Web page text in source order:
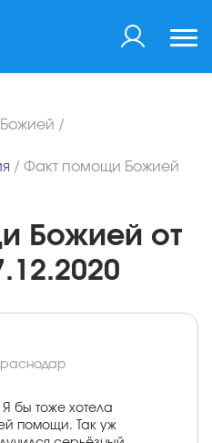
/
/ Факт помощи Божией
Божией от
бы тоже хотела
помощи. Так уж